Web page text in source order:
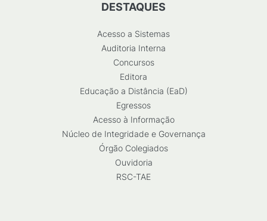
DESTAQUES
Acesso a Sistemas
Auditoria Interna
Concursos
Editora
Educação a Distância (EaD)
Egressos
Acesso à Informação
Núcleo de Integridade e Governança
Órgão Colegiados
Ouvidoria
RSC-TAE